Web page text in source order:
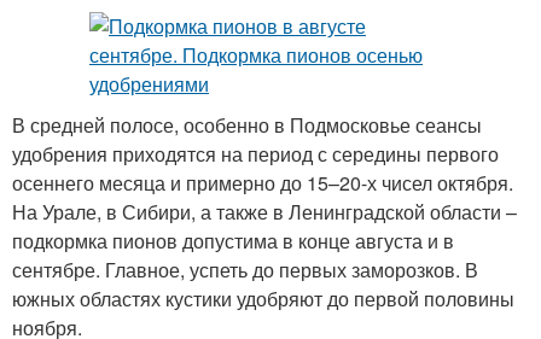
В средней полосе, особенно в Подмосковье сеансы
удобрения приходятся на период с середины первого
осеннего месяца и примерно до 15–20-х чисел октября.
На Урале, в Сибири, а также в Ленинградской области –
подкормка пионов допустима в конце августа и в
сентябре. Главное, успеть до первых заморозков. В
южных областях кустики удобряют до первой половины
ноября.